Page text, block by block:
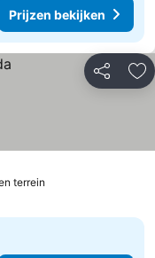
Prijzen bekijken
Delen
terrein